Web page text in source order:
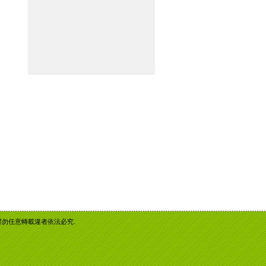
任意轉載違者依法必究.